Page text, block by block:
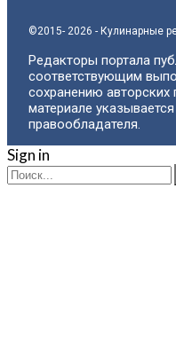
©2015- 2026 - Кулинарные
Редакторы портала
соответствующим
сохранению
материале
правообладателя.
Sign in